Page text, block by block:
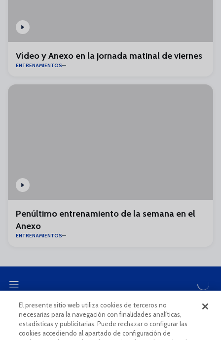
Vídeo y Anexo en la jornada matinal de viernes
ENTRENAMIENTOS
Penúltimo entrenamiento de la semana en el
Anexo
ENTRENAMIENTOS
CANAL ÉTICO
El presente sitio web utiliza cookies de terceros no
necesarias para la navegación con finalidades analíticas,
estadísticas y publicitarias. Puede rechazar o configurar las
cookies accediendo al apartado de configuración de